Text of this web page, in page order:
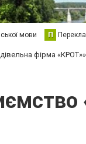
мови П
фірма «КРОТ»»